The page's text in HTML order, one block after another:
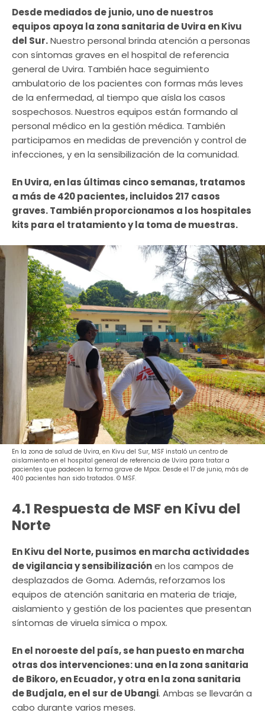
Desde mediados de junio, uno denuestros
equipos apoya la zona sanitaria de Uvira en Kivu
del Sur.Nuestro personal brinda atención a personas
con síntomas graves en el hospital de referencia
general de Uvira. También hace seguimiento
ambulatorio de los pacientes con formas más leves
de la enfermedad, al tiempo que aísla los casos
sospechosos. Nuestros equipos están formando al
personal médico en la gestión médica. También
participamos en medidas de prevención y control de
infecciones, y en la sensibilización de la comunidad.
En Uvira, en las últimas cinco semanas, tratamos
a más de 420 pacientes, incluidos 217 casos
graves. También proporcionamos a los hospitales
kits para el tratamiento y la toma de muestras.
En la zona de salud de Uvira, en Kivu del Sur, MSF instaló un centro de
aislamiento en el hospital general de referencia de Uvira para tratar a
pacientes que padecen la forma grave de Mpox. Desde el 17 de junio, más de
400 pacientes han sido tratados. © MSF.
4.1 Respuesta de MSF en Kivu del
Norte
En Kivu del Norte, pusimos en marcha actividades
de vigilancia y sensibilizaciónen los campos de
desplazados de Goma. Además, reforzamos los
equipos de atención sanitaria en materia de triaje,
aislamiento y gestión de los pacientes que presentan
síntomas de viruela símica o mpox.
En el noroeste del país, se han puesto en marcha
otras dos intervenciones: una en la zona sanitaria
de Bikoro, en Ecuador, y otra en la zona sanitaria
de Budjala, en el sur de Ubangi. Ambas se llevarán a
cabo durante varios meses.